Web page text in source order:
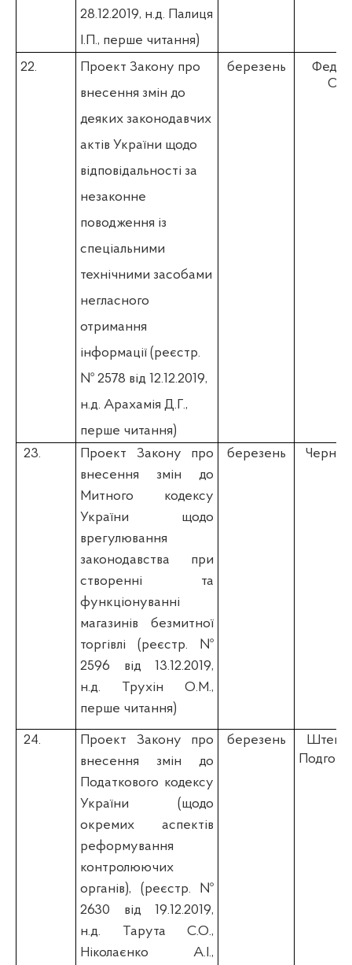
28.12.2019, н.д. Палиця
І.П., перше читання)
22.
Проект Закону про
внесення змін до
деяких законодавчих
актів України щодо
відповідальності за
незаконне
поводження із
спеціальними
технічними засобами
негласного
отримання
інформації (реєстр.
№ 2578 від 12.12.2019,
н.д. Арахамія Д.Г.,
перше читання)
березень
О.П.
23.
Проект Закону про
внесення змін до
Митного кодексу
України щодо
врегулювання
законодавства при
створенні та
функціонуванні
магазинів безмитної
торгівлі (реєстр. №
2596 від 13.12.2019,
н.д. Трухін О.М.,
перше читання)
березень
24.
Проект Закону про
внесення змін до
Податкового кодексу
України (щодо
окремих аспектів
реформування
контролюючих
органів), (реєстр. №
2630 від 19.12.2019,
н.д. Тарута С.О.,
Ніколаєнко А.І.,
березень
Штепа